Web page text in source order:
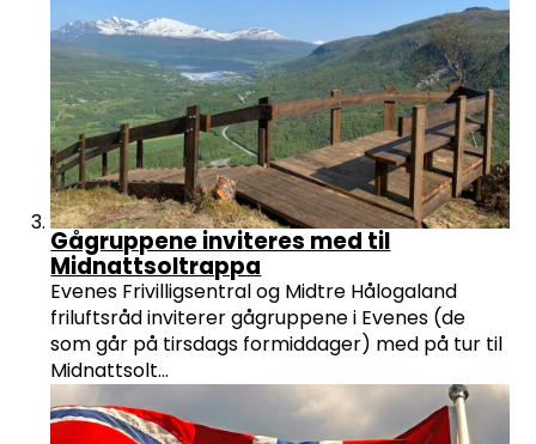
Gågruppene inviteres med til
Midnattsoltrappa
Evenes Frivilligsentral og Midtre Hålogaland
friluftsråd inviterer gågruppene i Evenes (de
som går på tirsdags formiddager) med på tur til
Midnattsolt...